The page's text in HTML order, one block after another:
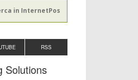
RSS
Solutions